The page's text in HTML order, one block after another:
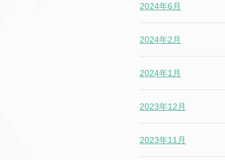
2024年6月
2024年2月
2024年1月
2023年12月
2023年11月